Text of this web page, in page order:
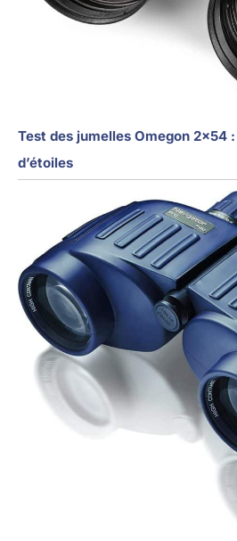
Test des jumelles Omegon 2×54
d’étoiles